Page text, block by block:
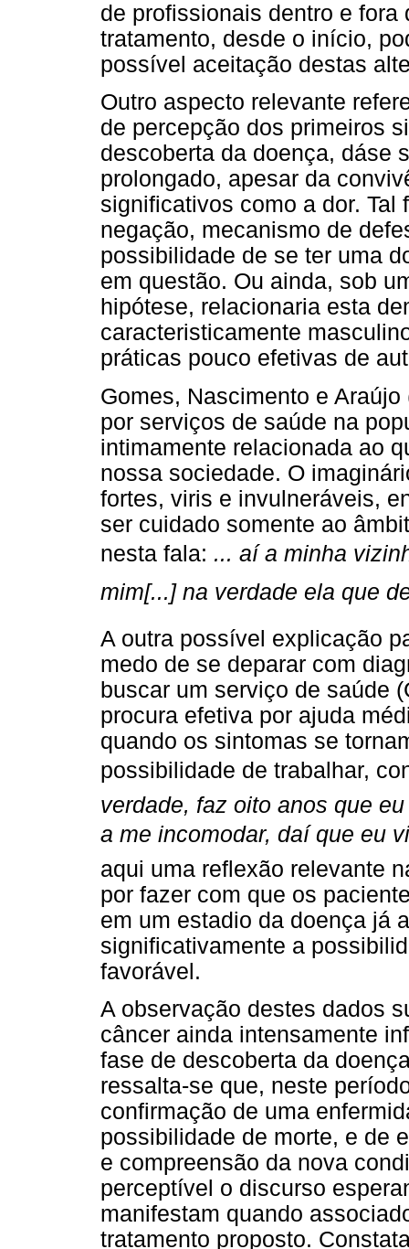
de profissionais dentro e
tratamento, desde o início,
possível aceitação destas
Outro aspecto relevante
de percepção dos primeiros
descoberta da doença, dáse
prolongado, apesar da
significativos como a dor. Tal
negação, mecanismo de
possibilidade de se ter uma
em questão. Ou ainda, sob
hipótese, relacionaria esta
caracteristicamente
práticas pouco efetivas de
Gomes, Nascimento e
por serviços de saúde na
intimamente relacionada ao
nossa sociedade. O
fortes, viris e invulneráveis,
ser cuidado somente ao
nesta fala: ... aí a minha
mim[...] na verdade ela que
A outra possível explicação
medo de se deparar com
buscar um serviço de saúde
procura efetiva por ajuda
quando os sintomas se
possibilidade de trabalhar,
verdade, faz oito anos que
a me incomodar, daí que eu
aqui uma reflexão relevante
por fazer com que os
em um estadio da doença já
significativamente a
favorável.
A observação destes dados
câncer ainda intensamente
fase de descoberta da
ressalta-se que, neste
confirmação de uma
possibilidade de morte, e de
e compreensão da nova
perceptível o discurso
manifestam quando
tratamento proposto.